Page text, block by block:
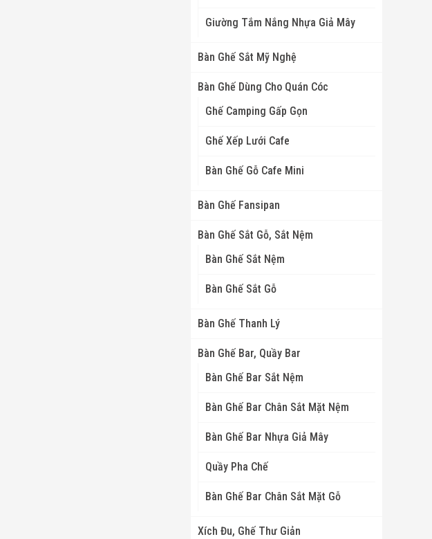
Giường Tắm Nắng Nhựa Giả Mây
Bàn Ghế Sắt Mỹ Nghệ
Bàn Ghế Dùng Cho Quán Cóc
Ghế Camping Gấp Gọn
Ghế Xếp Lưới Cafe
Bàn Ghế Gỗ Cafe Mini
Bàn Ghế Fansipan
Bàn Ghế Sắt Gỗ, Sắt Nệm
Bàn Ghế Sắt Nệm
Bàn Ghế Sắt Gỗ
Bàn Ghế Thanh Lý
Bàn Ghế Bar, Quầy Bar
Bàn Ghế Bar Sắt Nệm
Bàn Ghế Bar Chân Sắt Mặt Nệm
Bàn Ghế Bar Nhựa Giả Mây
Quầy Pha Chế
Bàn Ghế Bar Chân Sắt Mặt Gỗ
Xích Đu, Ghế Thư Giản